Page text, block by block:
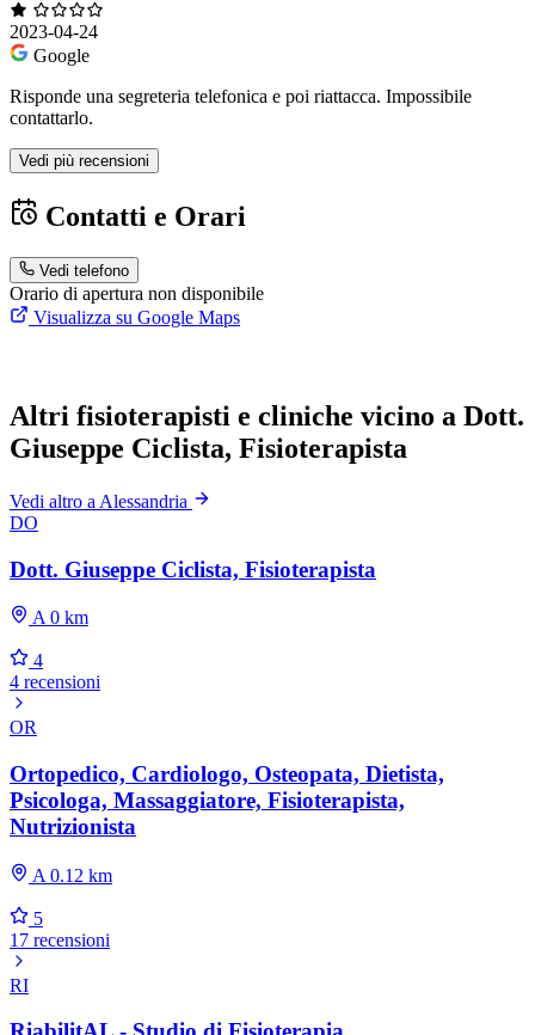
2023-04-24
Google
Risponde una segreteria telefonica e poi riattacca. Impossibile
contattarlo.
Vedi più recensioni
Contatti e Orari
Vedi telefono
Orario di apertura non disponibile
Visualizza su Google Maps
Altri fisioterapisti e cliniche vicino a Dott.
Giuseppe Ciclista, Fisioterapista
Vedi altro a Alessandria
DO
Dott. Giuseppe Ciclista, Fisioterapista
A 0 km
4
4 recensioni
OR
Ortopedico, Cardiologo, Osteopata, Dietista,
Psicologa, Massaggiatore, Fisioterapista,
Nutrizionista
A 0.12 km
5
17 recensioni
RI